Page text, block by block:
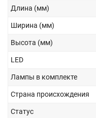
Длина (мм)
Ширина (мм)
Высота (мм)
LED
Лампы в комплекте
Страна происхождения
Статус